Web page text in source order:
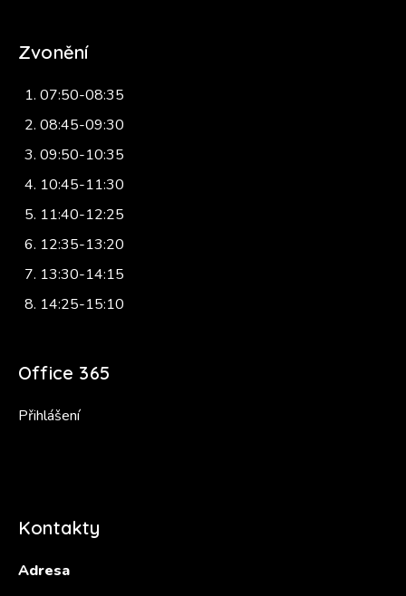
Zvonění
07:50-08:35
08:45-09:30
09:50-10:35
10:45-11:30
11:40-12:25
12:35-13:20
13:30-14:15
14:25-15:10
Office 365
Přihlášení
Kontakty
Adresa